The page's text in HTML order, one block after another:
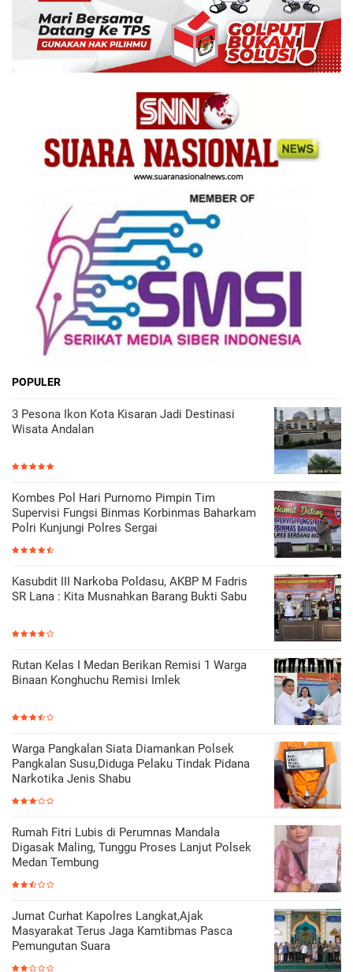
POPULER
3 Pesona Ikon Kota Kisaran Jadi Destinasi
Wisata Andalan
Kombes Pol Hari Purnomo Pimpin Tim
Supervisi Fungsi Binmas Korbinmas Baharkam
Polri Kunjungi Polres Sergai
Kasubdit III Narkoba Poldasu, AKBP M Fadris
SR Lana : Kita Musnahkan Barang Bukti Sabu
Rutan Kelas I Medan Berikan Remisi 1 Warga
Binaan Konghuchu Remisi Imlek
Warga Pangkalan Siata Diamankan Polsek
Pangkalan Susu,Diduga Pelaku Tindak Pidana
Narkotika Jenis Shabu
Rumah Fitri Lubis di Perumnas Mandala
Digasak Maling, Tunggu Proses Lanjut Polsek
Medan Tembung
Jumat Curhat Kapolres Langkat,Ajak
Masyarakat Terus Jaga Kamtibmas Pasca
Pemungutan Suara